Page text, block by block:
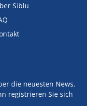
Siblu
die neuesten News,
registrieren Sie sich